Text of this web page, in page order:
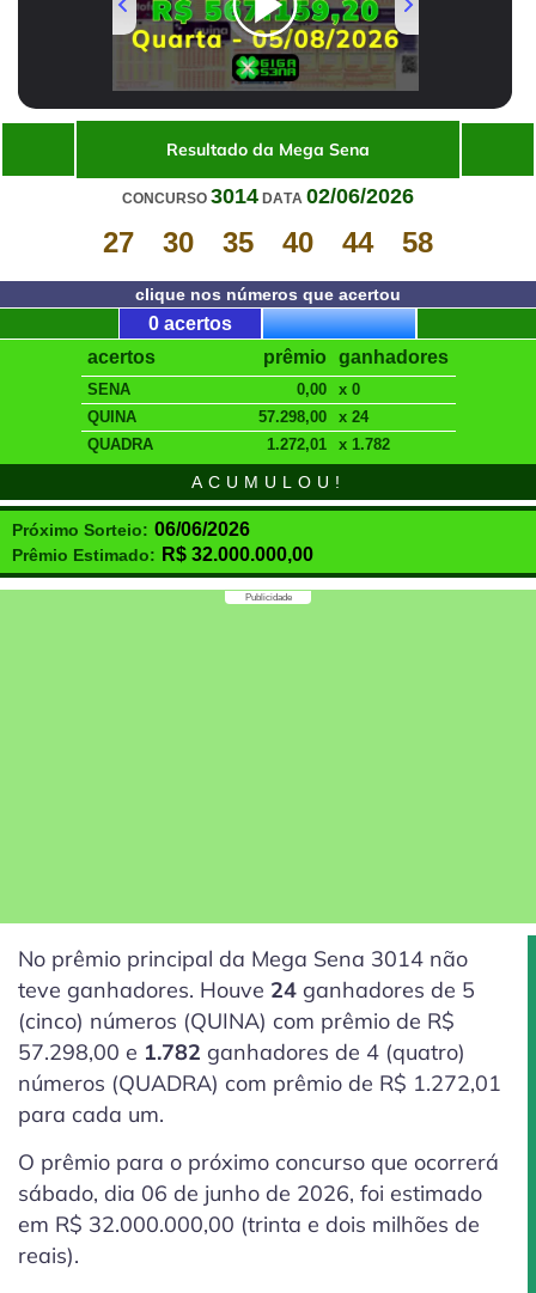
00:00/01:49
Resultado da Mega Sena
CONCURSO 3014 DATA 02/06/2026
27 30 35 40 44 58
clique nos números que acertou
0 acertos
acertos
SENA
QUINA
QUADRA
prêmio
0,00
57.298,00
1.272,01
ganhadores
x 0
x 24
x 1.782
ACUMULOU!
Próximo Sorteio: 06/06/2026
Prêmio Estimado: R$ 32.000.000,00
Publicidade
No prêmio principal da Mega Sena 3014 não
teve ganhadores. Houve 24 ganhadores de 5
(cinco) números (QUINA) com prêmio de R$
57.298,00 e 1.782 ganhadores de 4 (quatro)
números (QUADRA) com prêmio de R$ 1.272,01
para cada um.
O prêmio para o próximo concurso que ocorrerá
sábado, dia 06 de junho de 2026, foi estimado
em R$ 32.000.000,00 (trinta e dois milhões de
reais).